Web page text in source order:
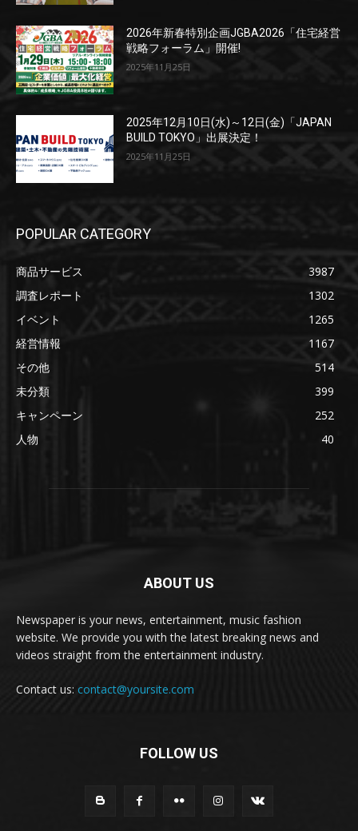
2026年新春特別企画JGBA2026「住宅経営
戦略フォーラム」開催!
2025年11月25日
2025年12月10日(水)～12日(金)「JAPAN
BUILD TOKYO」出展決定！
2025年11月25日
POPULAR CATEGORY
商品サービス
3987
調査レポート
1302
イベント
1265
経営情報
1167
その他
514
未分類
399
キャンペーン
252
人物
40
ABOUT US
Newspaper is your news, entertainment, music fashion
website. We provide you with the latest breaking news and
videos straight from the entertainment industry.
Contact us: contact@yoursite.com
FOLLOW US